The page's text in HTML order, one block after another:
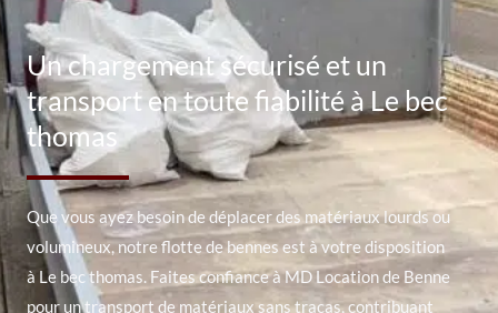
Un chargement sécurisé et un
transport en toute fiabilité à Le bec
thomas
Que vous ayez besoin de déplacer des matériaux lourds ou
volumineux, notre flotte de bennes est à votre disposition
à Le bec thomas. Faites confiance à MD Location de Benne
pour un transport de matériaux sans tracas, contribuant